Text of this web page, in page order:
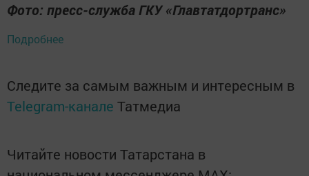
Фото: пресс-служба ГКУ «Главтатдортранс»
Подробнее
Следите за самым важным и интересным в
Telegram-канале Татмедиа
Читайте новости Татарстана в